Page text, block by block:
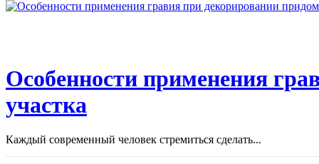
Особенности применения
участка
Каждый современный человек стремиться сделать...